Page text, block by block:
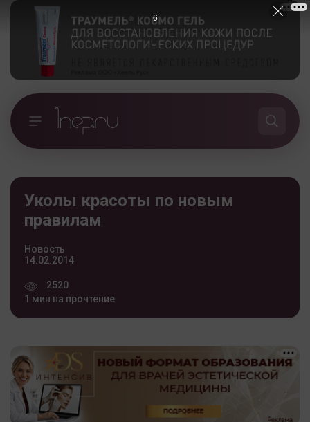
Уколы красоты по новым
правилам
Новость
14.02.2014
2520
1 мин на прочтение
5